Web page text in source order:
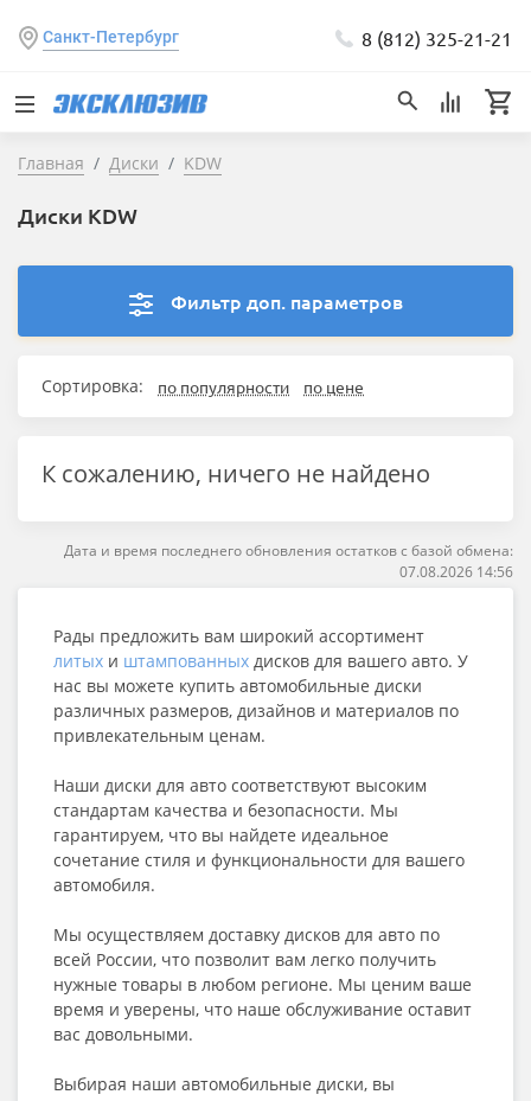
Санкт-Петербург 8 (812) 325-21-21
Главная Диски KDW
Диски KDW
Фильтр доп. параметров
Сортировка: по популярности по цене
К сожалению, ничего не найдено
Дата и время последнего обновления остатков с базой обмена:
07.08.2026 14:56
Рады предложить вам широкий ассортимент
литых и штампованных дисков для вашего авто. У
нас вы можете купить автомобильные диски
различных размеров, дизайнов и материалов по
привлекательным ценам.
Наши диски для авто соответствуют высоким
стандартам качества и безопасности. Мы
гарантируем, что вы найдете идеальное
сочетание стиля и функциональности для вашего
автомобиля.
Мы осуществляем доставку дисков для авто по
всей России, что позволит вам легко получить
нужные товары в любом регионе. Мы ценим ваше
время и уверены, что наше обслуживание оставит
вас довольными.
Выбирая наши автомобильные диски, вы